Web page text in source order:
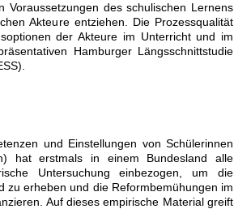
des schulischen Lernens
Akteure entziehen. Die Prozessqualität
der Akteure im Unterricht und im
Hamburger Längsschnittstudie
und Einstellungen von Schülerinnen
hat erstmals in einem Bundesland alle
Untersuchung einbezogen, um die
zu erheben und die Reformbemühungen im
Auf dieses empirische Material greift